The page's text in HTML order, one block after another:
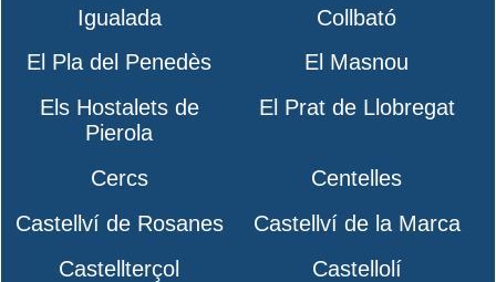
Igualada
Collbató
El Pla del Penedès
El Masnou
Els Hostalets de
Pierola
El Prat de Llobregat
Cercs
Centelles
Castellví de Rosanes
Castellví de la Marca
Castellterçol
Castellolí